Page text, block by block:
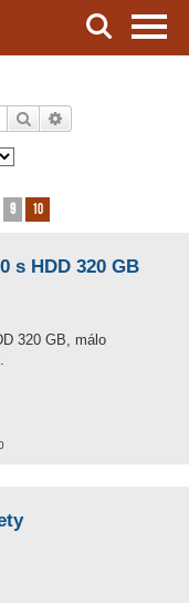
Hledat
9 10
s HDD 320 GB
320 GB, málo